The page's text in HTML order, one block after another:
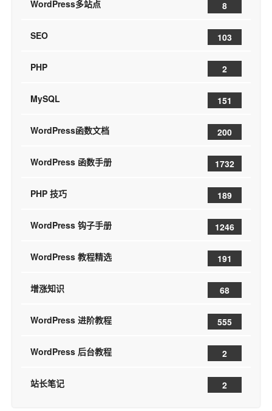
WordPress多站点 8
SEO 103
PHP 2
MySQL 151
WordPress函数文档 200
WordPress 函数手册 1732
PHP 技巧 189
WordPress 钩子手册 1246
WordPress 教程精选 191
增涨知识 68
WordPress 进阶教程 555
WordPress 后台教程 2
站长笔记 2